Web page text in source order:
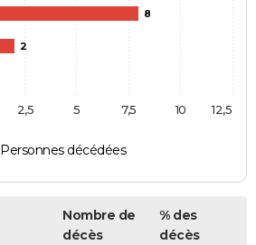
8
2
Personnes décédées
10
2,5 5 7,5 12,5
Nombre de
décès
% des
décès